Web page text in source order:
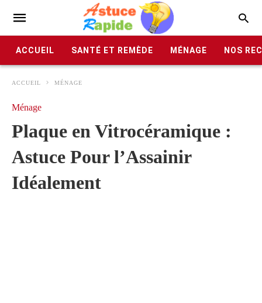
ACCUEIL SANTÉ ET REMÈDE MÉNAGE NOS
ACCUEIL MÉNAGE
Ménage
Plaque en Vitrocéramique :
Astuce Pour l’Assainir
Idéalement